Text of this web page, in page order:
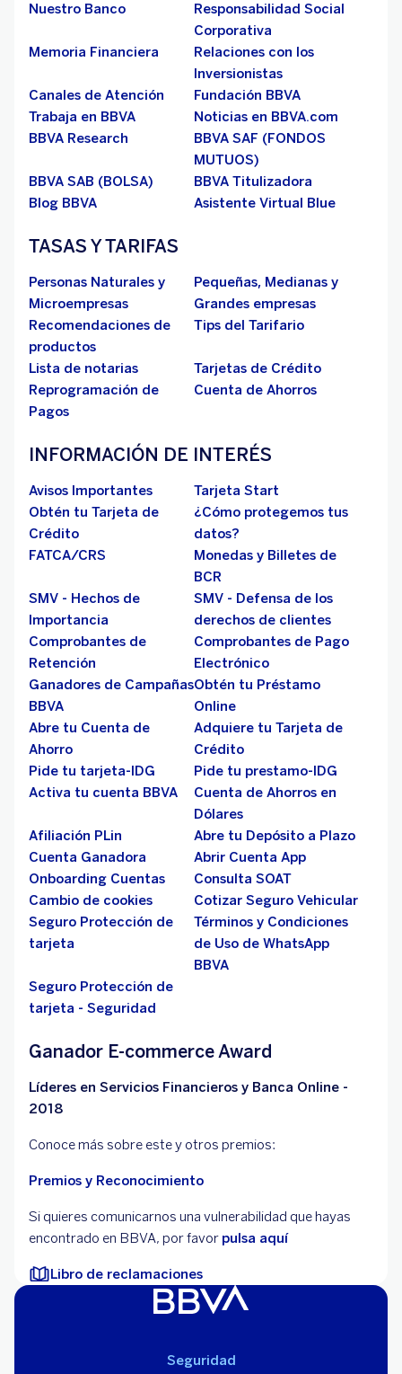
Nuestro Banco
Responsabilidad Social
Corporativa
Memoria Financiera
Relaciones con los
Inversionistas
Canales de Atención
Fundación BBVA
Trabaja en BBVA
Noticias en BBVA.com
BBVA Research
BBVA SAF (FONDOS
MUTUOS)
BBVA SAB (BOLSA)
BBVA Titulizadora
Blog BBVA
Asistente Virtual Blue
TASAS Y TARIFAS
Personas Naturales y
Microempresas
Pequeñas, Medianas y
Grandes empresas
Recomendaciones de
productos
Tips del Tarifario
Lista de notarias
Tarjetas de Crédito
Reprogramación de
Pagos
Cuenta de Ahorros
INFORMACIÓN DE INTERÉS
Avisos Importantes
Tarjeta Start
Obtén tu Tarjeta de
Crédito
¿Cómo protegemos tus
datos?
FATCA/CRS
Monedas y Billetes de
BCR
SMV - Hechos de
Importancia
SMV - Defensa de los
derechos de clientes
Comprobantes de
Retención
Comprobantes de Pago
Electrónico
Ganadores de Campañas
BBVA
Obtén tu Préstamo
Online
Abre tu Cuenta de
Ahorro
Adquiere tu Tarjeta de
Crédito
Pide tu tarjeta-IDG
Pide tu prestamo-IDG
Activa tu cuenta BBVA
Cuenta de Ahorros en
Dólares
Afiliación PLin
Abre tu Depósito a Plazo
Cuenta Ganadora
Abrir Cuenta App
Onboarding Cuentas
Consulta SOAT
Cambio de cookies
Cotizar Seguro Vehicular
Seguro Protección de
tarjeta
Términos y Condiciones
de Uso de WhatsApp
BBVA
Seguro Protección de
tarjeta - Seguridad
Ganador E-commerce Award
Líderes en Servicios Financieros y Banca Online -
2018
Conoce más sobre este y otros premios:
Premios y Reconocimiento
Si quieres comunicarnos una vulnerabilidad que hayas
encontrado en BBVA, por favor pulsa aquí
Libro de reclamaciones
Seguridad